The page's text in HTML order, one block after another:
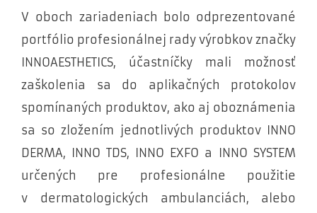
V oboch zariadeniach bolo odprezentované
portfólio profesionálnej rady výrobkov značky
INNOAESTHETICS, účastníčky mali možnosť
zaškolenia sa do aplikačných protokolov
spomínaných produktov, ako aj oboznámenia
sa so zložením jednotlivých produktov INNO
DERMA, INNO TDS, INNO EXFO a INNO SYSTEM
určených pre profesionálne použitie
v dermatologických ambulanciách, alebo